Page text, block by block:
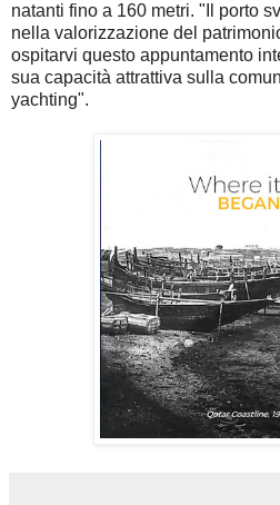
natanti fino a 160 metri. "Il porto
nella valorizzazione del
ospitarvi questo appuntamento
sua capacità attrattiva sulla
yachting".